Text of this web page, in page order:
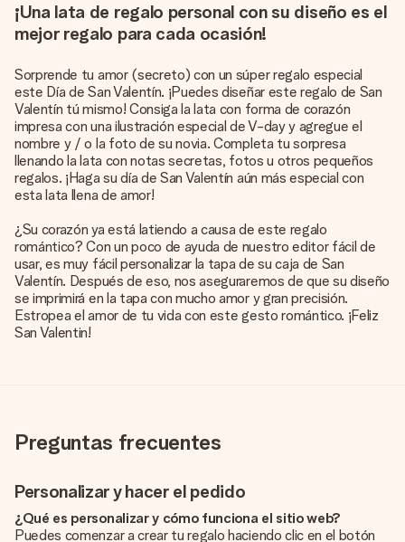
¡Una lata de regalo personal con su diseño es el
mejor regalo para cada ocasión!
Sorprende tu amor (secreto) con un súper regalo especial
este Día de San Valentín. ¡Puedes diseñar este regalo de San
Valentín tú mismo! Consiga la lata con forma de corazón
impresa con una ilustración especial de V-day y agregue el
nombre y / o la foto de su novia. Completa tu sorpresa
llenando la lata con notas secretas, fotos u otros pequeños
regalos. ¡Haga su día de San Valentín aún más especial con
esta lata llena de amor!
¿Su corazón ya está latiendo a causa de este regalo
romántico? Con un poco de ayuda de nuestro editor fácil de
usar, es muy fácil personalizar la tapa de su caja de San
Valentín. Después de eso, nos aseguraremos de que su diseño
se imprimirá en la tapa con mucho amor y gran precisión.
Estropea el amor de tu vida con este gesto romántico. ¡Feliz
San Valentin!
Preguntas frecuentes
Personalizar y hacer el pedido
¿Qué es personalizar y cómo funciona el sitio web?
Puedes comenzar a crear tu regalo haciendo clic en el botón